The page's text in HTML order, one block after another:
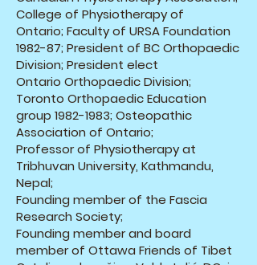
College of Physiotherapy of
Ontario; Faculty of URSA Foundation
1982-87; President of BC Orthopaedic
Division; President elect
Ontario Orthopaedic Division;
Toronto Orthopaedic Education
group 1982-1983; Osteopathic
Association of Ontario;
Professor of Physiotherapy at
Tribhuvan University, Kathmandu,
Nepal;
Founding member of the Fascia
Research Society;
Founding member and board
member of Ottawa Friends of Tibet